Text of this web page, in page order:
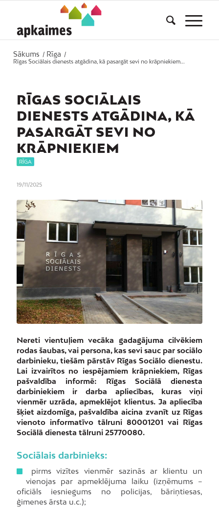
Sākums / Rīga
/
Rīgas Sociālais dienests atgādina, kā pasargāt sevi no krāpniekiem...
RĪGAS SOCIĀLAIS
DIENESTS ATGĀDINA, KĀ
PASARGĀT SEVI NO
KRĀPNIEKIEM
RĪGA
19/11/2025
Nereti vientuļiem vecāka gadagājuma cilvēkiem
rodas šaubas, vai persona, kas sevi sauc par sociālo
darbinieku, tiešām pārstāv Rīgas Sociālo dienestu.
Lai izvairītos no iespējamiem krāpniekiem, Rīgas
pašvaldība informē: Rīgas Sociālā dienesta
darbiniekiem ir darba apliecības, kuras viņi
vienmēr uzrāda, apmeklējot klientus. Ja apliecība
šķiet aizdomīga, pašvaldība aicina zvanīt uz Rīgas
vienoto informatīvo tālruni 80001201 vai Rīgas
Sociālā dienesta tālruni 25770080.
Sociālais darbinieks:
pirms vizītes vienmēr sazinās ar klientu un
vienojas par apmeklējuma laiku (izņēmums –
oficiāls iesniegums no policijas, bāriņtiesas,
ģimenes ārsta u.c.);